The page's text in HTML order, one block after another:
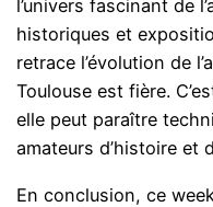
l’univers fascinant de
historiques et
retrace l’évolution de
Toulouse est fière.
elle peut paraître
amateurs d’histoire et
En conclusion, ce